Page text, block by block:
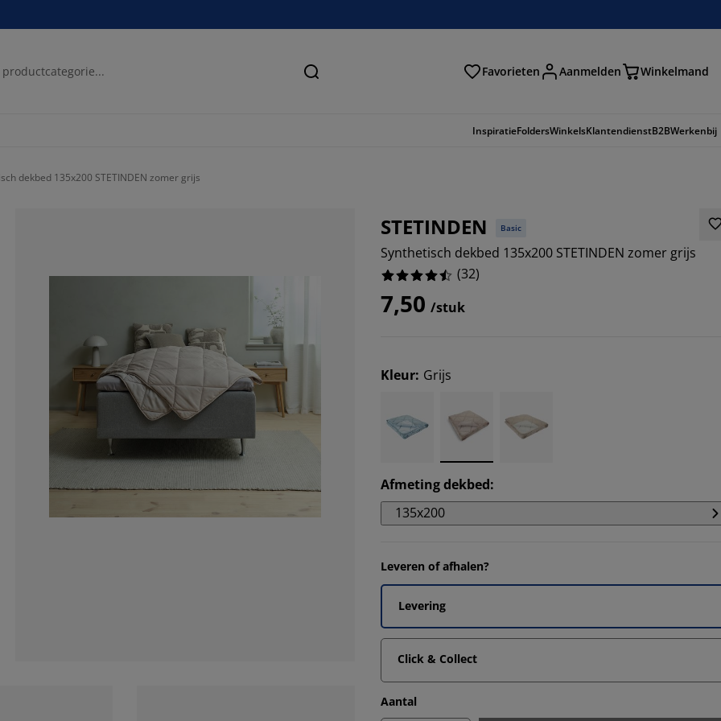
Zoeken Favorieten Aanmelden Winkelmand
InspiratieFoldersWinkelsKlantendienstB2BWerkenbij
dekbed 135x200 STETINDEN zomer grijs
STETINDEN Basic
Synthetisch dekbed 135x200 STETINDEN zomer grijs
(32)
7,50 /stuk
Kleur: Grijs
Afmeting dekbed:
135x200
Leveren of afhalen?
Levering
Click & Collect
Aantal